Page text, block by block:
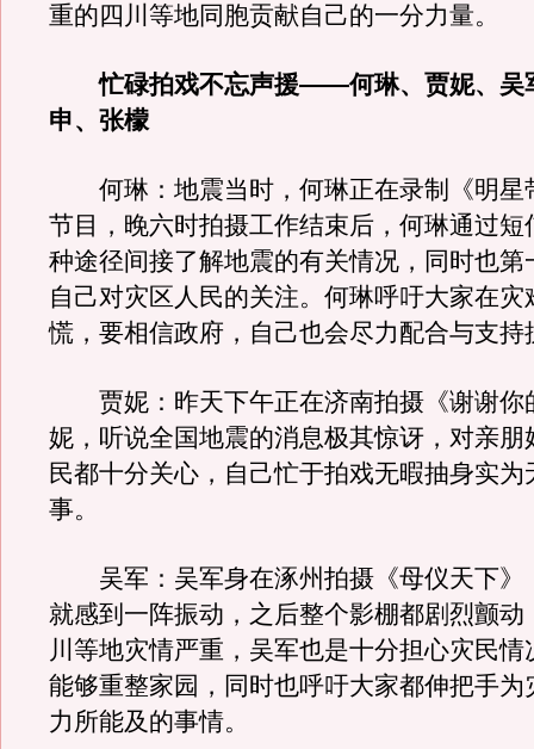
重的四川等地同胞贡献自己的一分力量。
忙碌拍戏不忘声援——何琳、贾妮、吴
申、张檬
何琳：地震当时，何琳正在录制《明星
节目，晚六时拍摄工作结束后，何琳通过短
种途径间接了解地震的有关情况，同时也第
自己对灾区人民的关注。何琳呼吁大家在灾
慌，要相信政府，自己也会尽力配合与支持
贾妮：昨天下午正在济南拍摄《谢谢你
妮，听说全国地震的消息极其惊讶，对亲朋
民都十分关心，自己忙于拍戏无暇抽身实为
事。
吴军：吴军身在涿州拍摄《母仪天下》
就感到一阵振动，之后整个影棚都剧烈颤动
川等地灾情严重，吴军也是十分担心灾民情
能够重整家园，同时也呼吁大家都伸把手为
力所能及的事情。